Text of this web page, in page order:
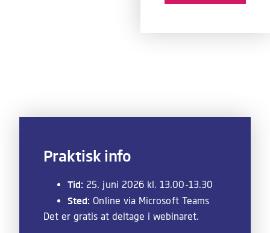
Praktisk info
Tid: 25. juni 2026 kl. 13.00-13.30
Sted: Online via Microsoft Teams
Det er gratis at deltage i webinaret.